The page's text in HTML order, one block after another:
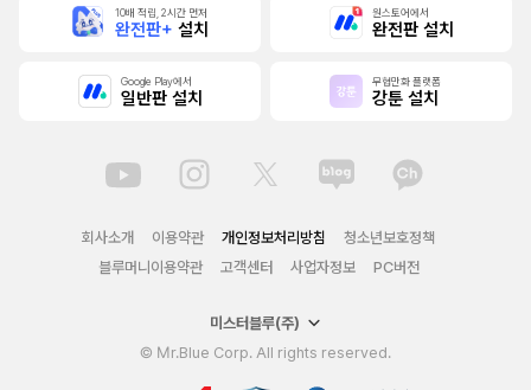
10배 적립, 2시간 먼저
완전판+ 설치
원스토어에서
완전판 설치
Google Play에서
일반판 설치
무협만화 플랫폼
강툰 설치
회사소개 이용약관 개인정보처리방침
청소년보호정책
블루머니이용약관
고객센터 사업자정보 PC버전
미스터블루(주)
© Mr.Blue Corp. All rights reserved.